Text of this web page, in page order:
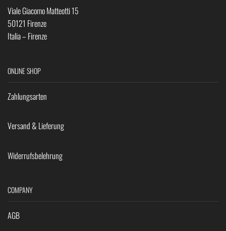
Viale Giacomo Matteotti 15
50121 Firenze
Italia – Firenze
ONLINE SHOP
Zahlungsarten
Versand & Lieferung
Widerrufsbelehrung
COMPANY
AGB